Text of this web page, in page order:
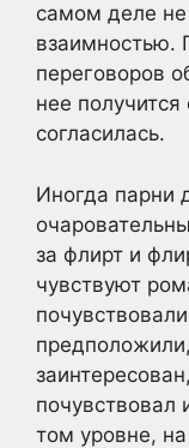
самом деле
взаимностью.
переговоров
нее
согласилась.
Иногда парни
за флирт и
чувствуют
почувствовал
том уровне,